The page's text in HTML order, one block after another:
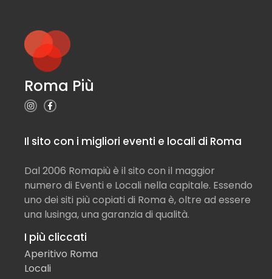
Roma Più
Il sito con i migliori eventi e locali di Roma
Dal 2006 Romapiù è il sito con il maggior
numero di Eventi e Locali nella capitale. Essendo
uno dei siti più copiati di Roma è, oltre ad essere
una lusinga, una garanzia di qualità.
I più cliccati
Aperitivo Roma
Locali